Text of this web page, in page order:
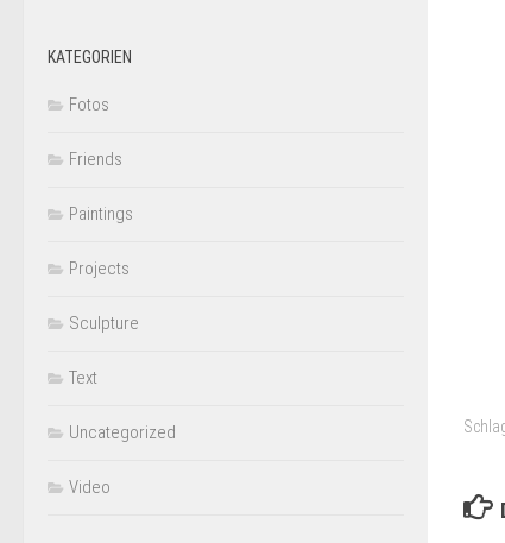
KATEGORIEN
Fotos
Friends
Paintings
Projects
Sculpture
Text
Uncategorized
Video